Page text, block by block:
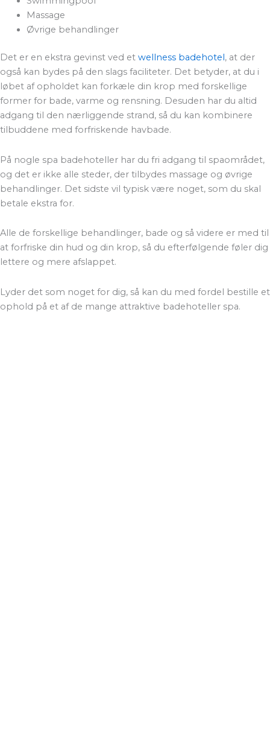
Massage
Øvrige behandlinger
Det er en ekstra gevinst ved et wellness badehotel, at der
også kan bydes på den slags faciliteter. Det betyder, at du i
løbet af opholdet kan forkæle din krop med forskellige
former for bade, varme og rensning. Desuden har du altid
adgang til den nærliggende strand, så du kan kombinere
tilbuddene med forfriskende havbade.
På nogle spa badehoteller har du fri adgang til spaområdet,
og det er ikke alle steder, der tilbydes massage og øvrige
behandlinger. Det sidste vil typisk være noget, som du skal
betale ekstra for.
Alle de forskellige behandlinger, bade og så videre er med til
at forfriske din hud og din krop, så du efterfølgende føler dig
lettere og mere afslappet.
Lyder det som noget for dig, så kan du med fordel bestille et
ophold på et af de mange attraktive badehoteller spa.